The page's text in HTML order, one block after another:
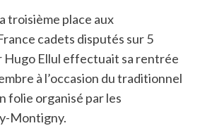
troisième place aux
cadets disputés sur 5
Hugo Ellul effectuait sa rentrée
à l’occasion du traditionnel
folie organisé par les
Montigny.